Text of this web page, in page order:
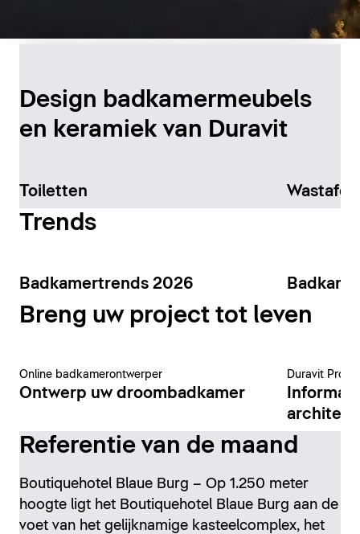
Canada
Meer informatie
Design badkamermeubels
en keramiek van Duravit
Toiletten
Trends
Badkamertrends 2026
Breng uw project tot leven
Online badkamerontwerper
Ontwerp uw droombadkamer
Duravit Pro-
Referentie van de maand
Boutiquehotel Blaue Burg – Op 1.250 meter
hoogte ligt het Boutiquehotel Blaue Burg aan de
voet van het gelijknamige kasteelcomplex, het